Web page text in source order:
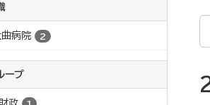
病院 2
ープ